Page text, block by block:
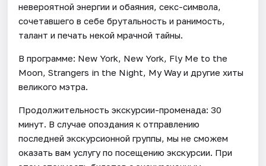
невероятной энергии и обаяния, секс-символа,
сочетавшего в себе брутальность и ранимость,
талант и печать некой мрачной тайны.
В программе: New York, New York, Fly Me to the
Moon, Strangers in the Night, My Way и другие хиты
великого мэтра.
Продолжительность экскурсии-променада: 30
минут. В случае опоздания к отправлению
последней экскурсионной группы, мы не сможем
оказать вам услугу по посещению экскурсии. При